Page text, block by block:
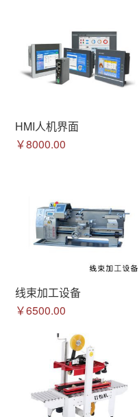
HMI人机界面
￥8000.00
线束加工设备
￥6500.00